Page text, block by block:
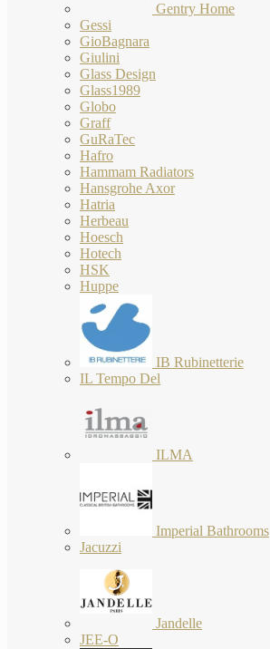
Gentry Home
Gessi
GioBagnara
Giulini
Glass Design
Glass1989
Globo
Graff
GuRaTec
Hafro
Hammam Radiators
Hansgrohe Axor
Hatria
Herbeau
Hoesch
Hotech
HSK
Huppe
IB Rubinetterie
IL Tempo Del
ILMA
Imperial Bathrooms
Jacuzzi
Jandelle
JEE-O